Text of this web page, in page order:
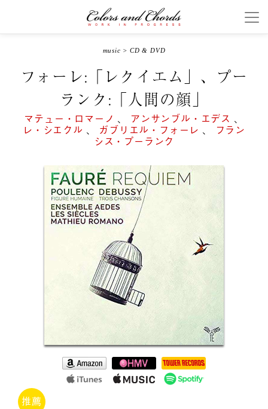
music > CD & DVD
フォーレ:「レクイエム」、プー
ランク:「人間の顔」
マテュー・ロマーノ 、 アンサンブル・エデス 、
レ・シエクル 、 ガブリエル・フォーレ 、
フラン
シス・プーランク
推薦